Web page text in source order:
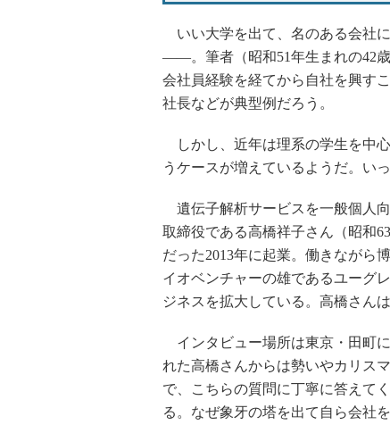
いい大学を出て、名のある会社
――。筆者（昭和51年生まれの42
会社員経験を経てから自社を興す
社長などが典型例だろう。
しかし、近年は理系の学生を中
うケースが増えているようだ。い
遺伝子解析サービスを一般個人
取締役である高橋祥子さん（昭和
だった2013年に起業。働きながら
イオベンチャーの雄であるユーグ
ジネスを拡大している。高橋さん
インタビュー場所は東京・田町
れた高橋さんからは勢いやカリス
で、こちらの質問に丁寧に答えて
る。なぜ象牙の塔を出て自ら会社